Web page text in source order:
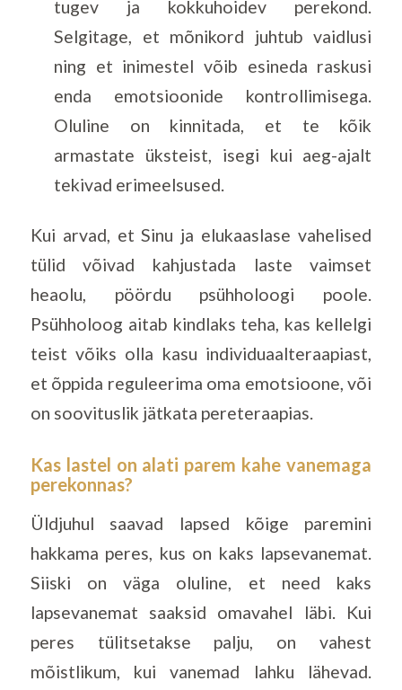
tugev ja kokkuhoidev perekond.
Selgitage, et mõnikord juhtub vaidlusi
ning et inimestel võib esineda raskusi
enda emotsioonide kontrollimisega.
Oluline on kinnitada, et te kõik
armastate üksteist, isegi kui aeg-ajalt
tekivad erimeelsused.
Kui arvad, et Sinu ja elukaaslase vahelised
tülid võivad kahjustada laste vaimset
heaolu, pöördu psühholoogi poole.
Psühholoog aitab kindlaks teha, kas kellelgi
teist võiks olla kasu individuaalteraapiast,
et õppida reguleerima oma emotsioone, või
on soovituslik jätkata pereteraapias.
Kas lastel on alati parem kahe vanemaga
perekonnas?
Üldjuhul saavad lapsed kõige paremini
hakkama peres, kus on kaks lapsevanemat.
Siiski on väga oluline, et need kaks
lapsevanemat saaksid omavahel läbi. Kui
peres tülitsetakse palju, on vahest
mõistlikum, kui vanemad lahku lähevad.